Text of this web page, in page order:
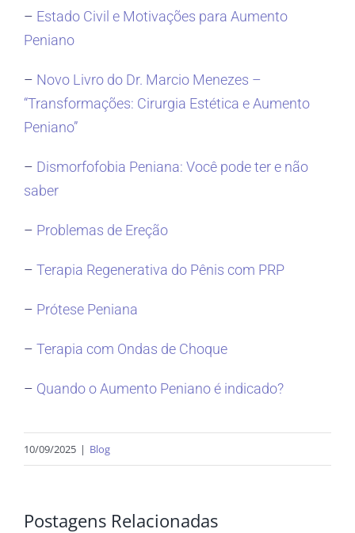
– Estado Civil e Motivações para Aumento
Peniano
– Novo Livro do Dr. Marcio Menezes –
“Transformações: Cirurgia Estética e Aumento
Peniano”
– Dismorfofobia Peniana: Você pode ter e não
saber
– Problemas de Ereção
– Terapia Regenerativa do Pênis com PRP
– Prótese Peniana
– Terapia com Ondas de Choque
– Quando o Aumento Peniano é indicado?
10/09/2025 | Blog
Postagens Relacionadas